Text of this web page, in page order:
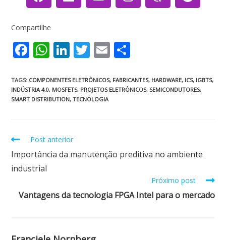
Compartilhe
F
e
b
k
W
at
s
p
Li
k
e
T
itt
er
E
ai
l
ar
e
TAGS: COMPONENTES ELETRÔNICOS, FABRICANTES, HARDWARE, ICS, IGBTS,
INDÚSTRIA 4.0, MOSFETS, PROJETOS ELETRÔNICOS, SEMICONDUTORES,
SMART DISTRIBUTION, TECNOLOGIA
Post anterior
Importância da manutenção preditiva no ambiente
industrial
Próximo post
Vantagens da tecnologia FPGA Intel para o mercado